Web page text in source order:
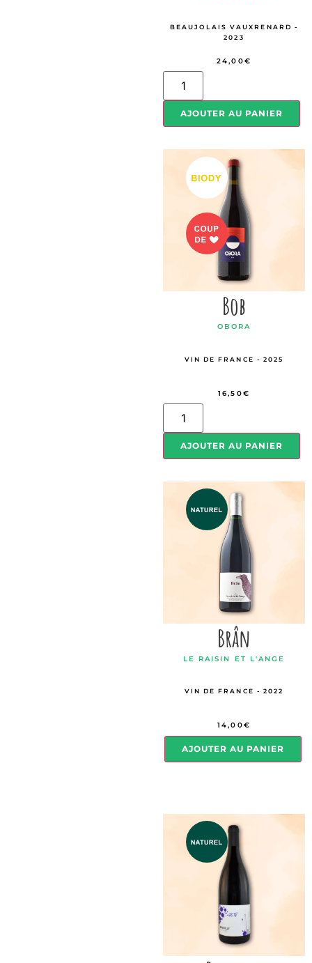
BEAUJOLAIS VAUXRENARD -
2023
24,00€
AJOUTER AU PANIER
Bob
OBORA
VIN DE FRANCE - 2025
16,50€
AJOUTER AU PANIER
Brân
LE RAISIN ET L'ANGE
VIN DE FRANCE - 2022
14,00€
AJOUTER AU PANIER